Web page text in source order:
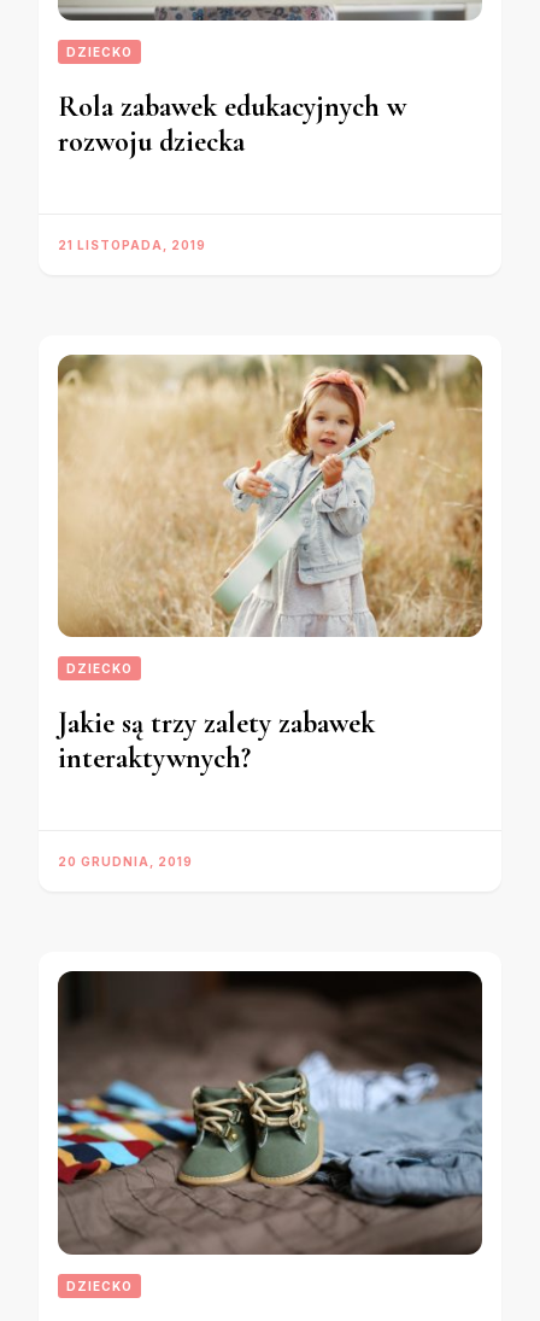
DZIECKO
Rola zabawek edukacyjnych w
rozwoju dziecka
21 LISTOPADA, 2019
DZIECKO
Jakie są trzy zalety zabawek
interaktywnych?
20 GRUDNIA, 2019
DZIECKO